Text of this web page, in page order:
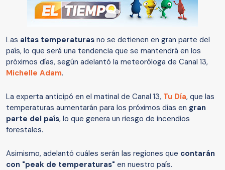
Las altas temperaturas no se detienen en gran parte del
país, lo que será una tendencia que se mantendrá en los
próximos días, según adelantó la meteoróloga de Canal 13,
Michelle Adam.
La experta anticipó en el matinal de Canal 13, Tu Día, que las
temperaturas aumentarán para los próximos días en gran
parte del país, lo que genera un riesgo de incendios
forestales.
Asimismo, adelantó cuáles serán las regiones que contarán
con "peak de temperaturas" en nuestro país.